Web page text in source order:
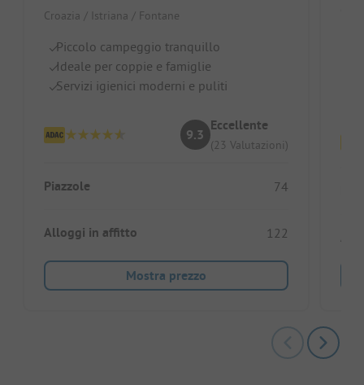
Croazia / Istriana / Fontane
Piccolo campeggio tranquillo
Ideale per coppie e famiglie
Servizi igienici moderni e puliti
9.3
Eccellente
(23 Valutazioni)
Piazzole 74
Alloggi in affitto 122
Mostra prezzo